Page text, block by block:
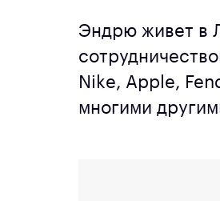
Эндрю живет в
Nike, Apple,
многими